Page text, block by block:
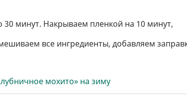
минут. Накрываем пленкой на 10 минут,
все ингредиенты, добавляем
мохито» на зиму